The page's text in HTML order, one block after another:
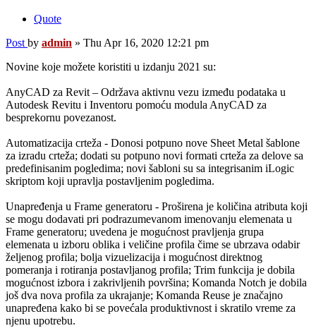
Quote
Post by admin » Thu Apr 16, 2020 12:21 pm
Novine koje možete koristiti u izdanju 2021 su:
AnyCAD za Revit – Održava aktivnu vezu između podataka u
Autodesk Revitu i Inventoru pomoću modula AnyCAD za
besprekornu povezanost.
Automatizacija crteža - Donosi potpuno nove Sheet Metal šablone
za izradu crteža; dodati su potpuno novi formati crteža za delove sa
predefinisanim pogledima; novi šabloni su sa integrisanim iLogic
skriptom koji upravlja postavljenim pogledima.
Unapređenja u Frame generatoru - Proširena je količina atributa koji
se mogu dodavati pri podrazumevanom imenovanju elemenata u
Frame generatoru; uvedena je mogućnost pravljenja grupa
elemenata u izboru oblika i veličine profila čime se ubrzava odabir
željenog profila; bolja vizuelizacija i mogućnost direktnog
pomeranja i rotiranja postavljanog profila; Trim funkcija je dobila
mogućnost izbora i zakrivljenih površina; Komanda Notch je dobila
još dva nova profila za ukrajanje; Komanda Reuse je značajno
unapređena kako bi se povećala produktivnost i skratilo vreme za
njenu upotrebu.